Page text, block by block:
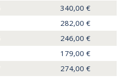
340,00 €
282,00 €
246,00 €
179,00 €
274,00 €